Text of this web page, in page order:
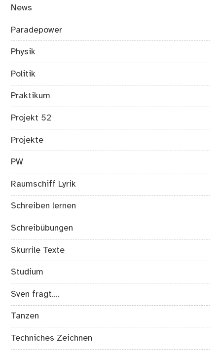
News
Paradepower
Physik
Politik
Praktikum
Projekt 52
Projekte
PW
Raumschiff Lyrik
Schreiben lernen
Schreibübungen
Skurrile Texte
Studium
Sven fragt….
Tanzen
Techniches Zeichnen